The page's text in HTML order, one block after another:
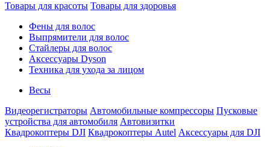
Товары для красоты Товары для здоровья
Фены для волос
Выпрямители для волос
Стайлеры для волос
Аксессуары Dyson
Техника для ухода за лицом
Весы
Видеорегистраторы Автомобильные компрессоры Пусковые
устройства для автомобиля Автовизитки
Квадрокоптеры DJI Квадрокоптеры Autel Аксессуары для DJI